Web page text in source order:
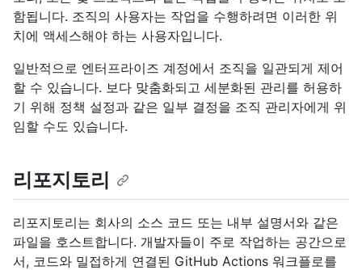
함됩니다. 조직의 사용자는 작업을 수행하려면 이러한 위
치에 액세스해야 하는 사용자입니다.
일반적으로 엔터프라이즈 계정에서 조직을 일관되게 제어
할 수 있습니다. 보다 맞춤화되고 세분화된 관리를 허용하
기 위해 정책 설정과 같은 일부 결정을 조직 관리자에게 위
임할 수도 있습니다.
리포지토리
리포지토리는 회사의 소스 코드 또는 내부 설명서와 같은
파일을 호스트합니다. 개발자들이 주로 작업하는 공간으로
서, 코드와 밀접하게 연결된 GitHub Actions 워크플로를